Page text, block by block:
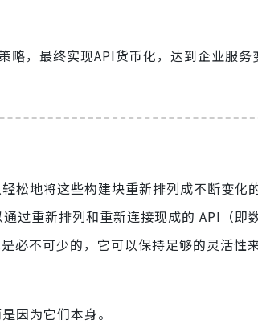
略，最终实现API货币化，达到企业服务
松地将这些构建块重新排列成不断变化
过重新排列和重新连接现成的 API（即
必不可少的，它可以保持足够的灵活性
因为它们本身。